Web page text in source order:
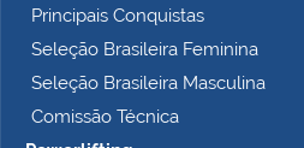
Principais Conquistas
Seleção Brasileira Feminina
Seleção Brasileira Masculina
Comissão Técnica